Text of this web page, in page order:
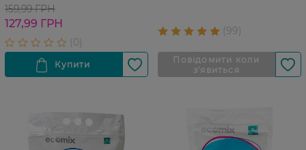
159,99 ГРН
127,99 ГРН